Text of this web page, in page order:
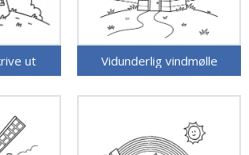
ut Vidunderlig vindmølle